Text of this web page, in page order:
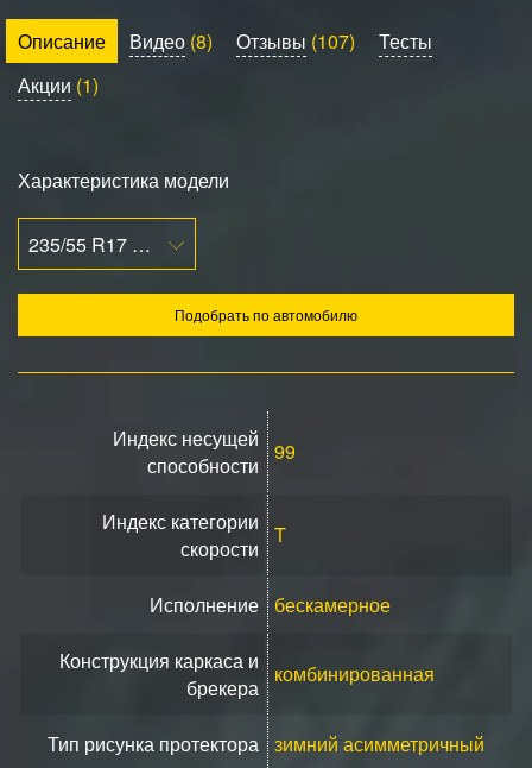
Описание Видео (8) Отзывы (107)
Тесты
Акции (1)
Характеристика модели
235/55 R17 99T
Подобрать по автомобилю
Индекс несущей
способности
99
Индекс категории
скорости
T
Исполнение бескамерное
Конструкция каркаса и
брекера
комбинированная
Тип рисунка протектора зимний асимметричный